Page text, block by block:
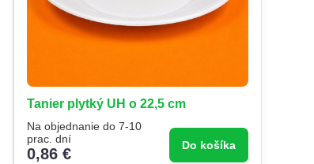
Tanier plytký UH o 22,5 cm
Na objednanie do 7-10
prac. dní
0,86 € Do košíka